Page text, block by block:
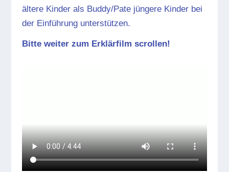
ältere Kinder als Buddy/Pate jüngere Kinder bei
der Einführung unterstützen.
Bitte weiter zum Erklärfilm scrollen!